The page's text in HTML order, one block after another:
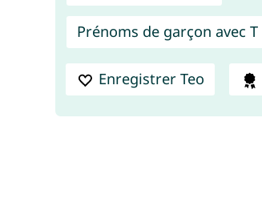
Prénoms de garçon avec T
Enregistrer Teo